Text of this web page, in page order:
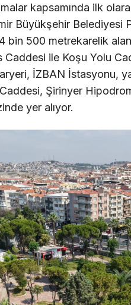
kapsamında ilk
Büyükşehir Belediyesi
bin 500 metrekarelik
ile Koşu Yolu
İZBAN İstasyonu,
Şirinyer
yer alıyor.